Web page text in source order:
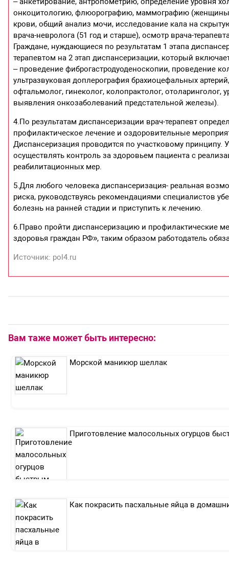
онкоцитологию, флюорографию, маммографию (женщины
крови, общий анализ мочи, исследование кала на
врача-невролога (51 год и старше), осмотр врача-
Граждане, нуждающиеся по результатам 1 этапа
терапевтом на 2 этап диспансеризации, который
– проведение фиброгастродуоденоскопии, проведение
ультразвуковая доплерография брахиоцефальных
офтальмолог, гинеколог, колопрактолог,
выявления онкозаболеваний предстательной железы).
4.По результатам диспансеризации врач-терапевт
профилактическое лечение и оздоровительные
Диспансеризация проводится по участковому
осуществлять контроль за здоровьем пациента с
реабилитационных мер.
5.Для любого человека диспансеризация- реальная
риска, руководствуясь рекомендациями специалистов
болезнь на ранней стадии и приступить к лечению.
6.Право пройти диспансеризацию и профилактические
здоровья граждан РФ», таким образом работодатель
Источник: pol4.ru
Вам таже может быть интересно:
Морской маникюр шеллак
Приготовление малосольных огурцов
Как покрасить пасхальные яйца в